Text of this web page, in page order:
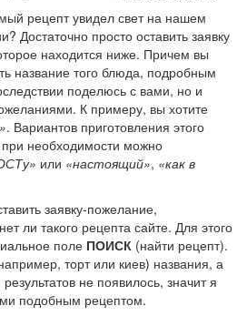
рецепт увидел свет на нашем
Достаточно просто оставить заявку
находится ниже. Причем вы
название того блюда, подробным
поделюсь с вами, но и
К примеру, вы хотите
. Вариантов приготовления этого
необходимости можно
или «настоящий», «как в
заявку-пожелание,
ли такого рецепта сайте. Для этого
поле ПОИСК (найти рецепт).
торт или киев) названия, а
не появилось, значит я
подобным рецептом.